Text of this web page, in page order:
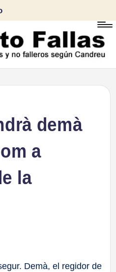
demà
a
la
Demà, el regidor de